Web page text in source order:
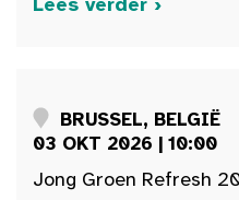
BRUSSEL, BELGIË
03 OKT 2026 | 10:00
Jong Groen Refresh